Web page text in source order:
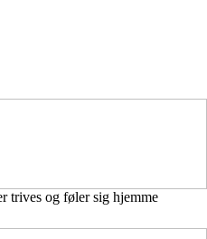
trives og føler sig hjemme